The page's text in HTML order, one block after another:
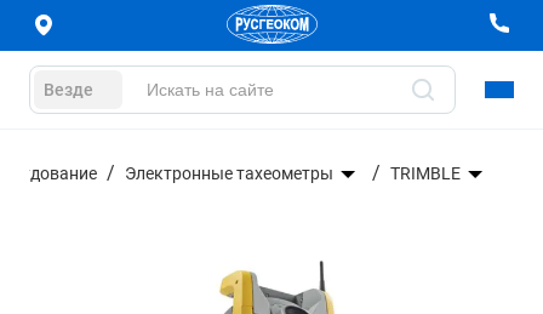
Везде
Электронные тахеометры TRIMBLE